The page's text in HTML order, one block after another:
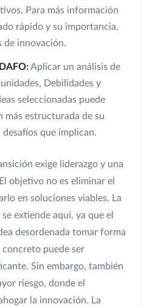
Para más información
rápido y su importancia,
de innovación.
Aplicar un análisis de
Debilidades y
seleccionadas puede
más estructurada de su
que implican.
exige liderazgo y una
objetivo no es eliminar el
en soluciones viables. La
extiende aquí, ya que el
desordenada tomar forma
puede ser
Sin embargo, también
riesgo, donde el
la innovación. La